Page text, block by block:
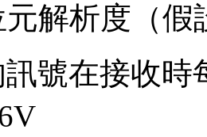
解析度（假
號在接收時